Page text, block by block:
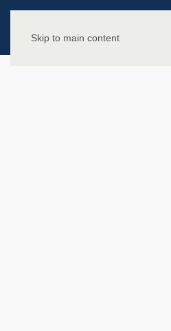
Skip to main content